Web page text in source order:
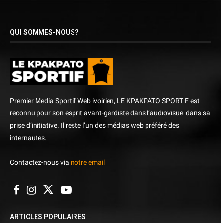
QUI SOMMES-NOUS?
Premier Media Sportif Web ivoirien, LE KPAKPATO SPORTIF est
reconnu pour son esprit avant-gardiste dans l’audiovisuel dans sa
prise d’initiative. Il reste l’un des médias web préféré des
internautes.
Contactez-nous via notre email
ARTICLES POPULAIRES